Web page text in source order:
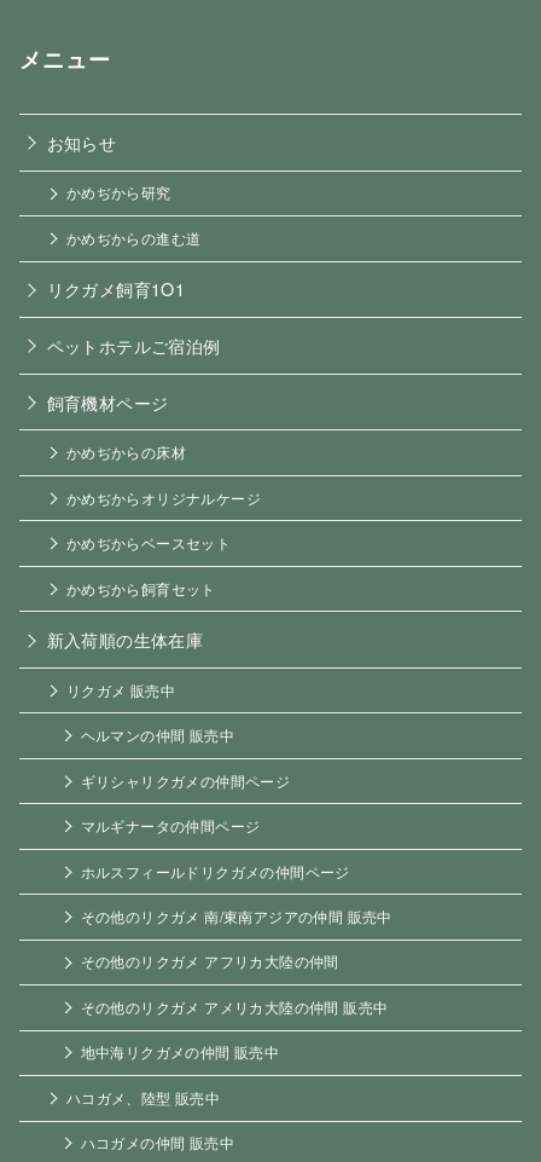
メニュー
お知らせ
かめぢから研究
かめぢからの進む道
リクガメ飼育1O1
ペットホテルご宿泊例
飼育機材ページ
かめぢからの床材
かめぢからオリジナルケージ
かめぢからベースセット
かめぢから飼育セット
新入荷順の生体在庫
リクガメ 販売中
ヘルマンの仲間 販売中
ギリシャリクガメの仲間ページ
マルギナータの仲間ページ
ホルスフィールドリクガメの仲間ページ
その他のリクガメ 南/東南アジアの仲間 販売中
その他のリクガメ アフリカ大陸の仲間
その他のリクガメ アメリカ大陸の仲間 販売中
地中海リクガメの仲間 販売中
ハコガメ、陸型 販売中
ハコガメの仲間 販売中